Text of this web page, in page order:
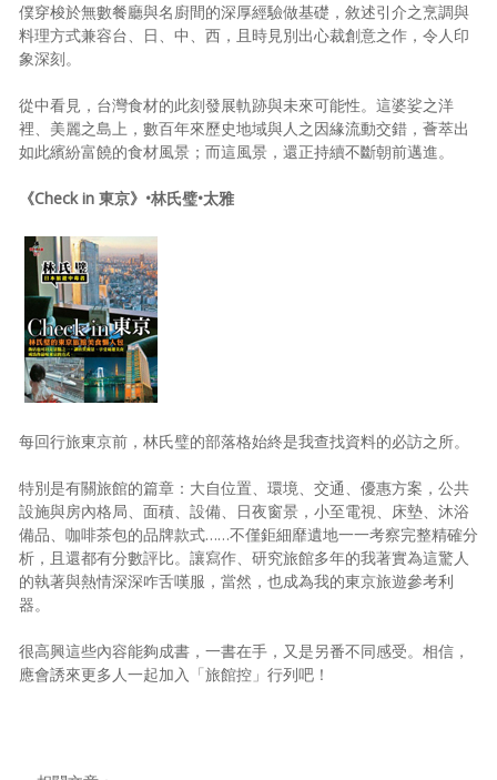
僕穿梭於無數餐廳與名廚間的深厚經驗做基礎，敘述引介之烹調與
料理方式兼容台、日、中、西，且時見別出心裁創意之作，令人印
象深刻。
從中看見，台灣食材的此刻發展軌跡與未來可能性。這婆娑之洋
裡、美麗之島上，數百年來歷史地域與人之因緣流動交錯，薈萃出
如此繽紛富饒的食材風景；而這風景，還正持續不斷朝前邁進。
《Check in 東京》•林氏璧•太雅
每回行旅東京前，林氏璧的部落格始終是我查找資料的必訪之所。
特別是有關旅館的篇章：大自位置、環境、交通、優惠方案，公共
設施與房內格局、面積、設備、日夜窗景，小至電視、床墊、沐浴
備品、咖啡茶包的品牌款式……不僅鉅細靡遺地一一考察完整精確分
析，且還都有分數評比。讓寫作、研究旅館多年的我著實為這驚人
的執著與熱情深深咋舌嘆服，當然，也成為我的東京旅遊參考利
器。
很高興這些內容能夠成書，一書在手，又是另番不同感受。相信，
應會誘來更多人一起加入「旅館控」行列吧！